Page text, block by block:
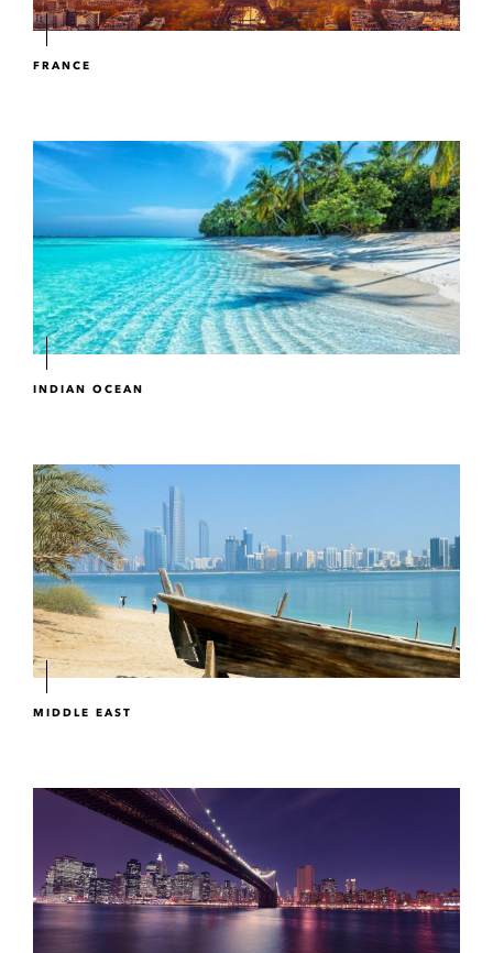
FRANCE
INDIAN OCEAN
MIDDLE EAST